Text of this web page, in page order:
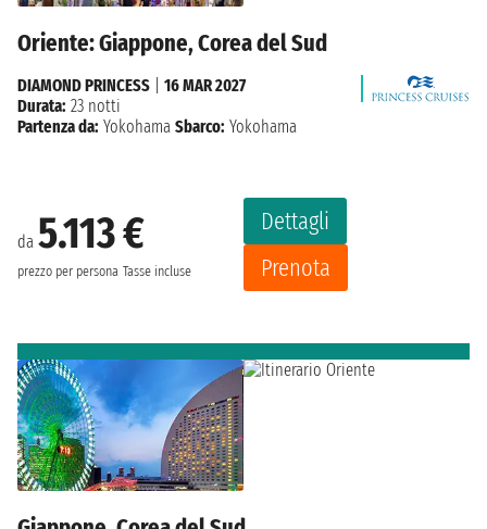
Oriente: Giappone, Corea del Sud
da 5.113 €
prezzo per persona Tasse incluse
Dettagli
Prenota
DIAMOND PRINCESS
16 MAR 2027
Durata: 23 notti
Partenza da: Yokohama Sbarco: Yokohama